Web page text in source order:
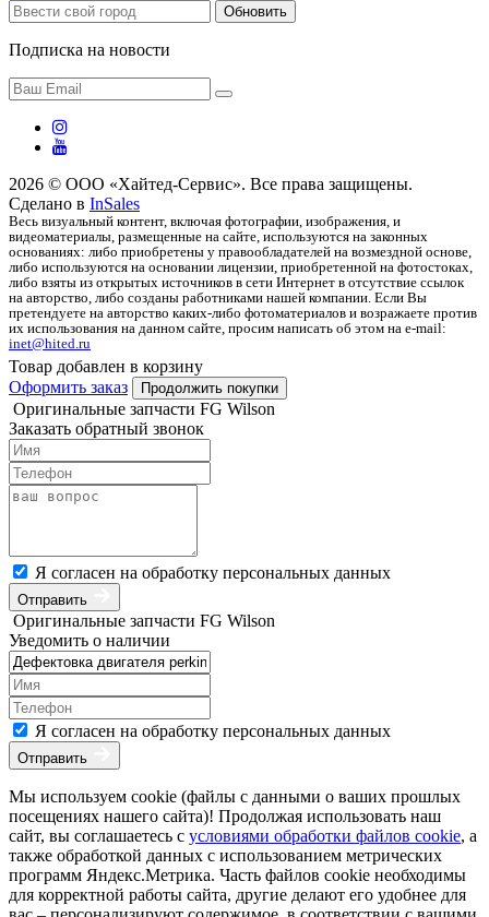
Обновить
Подписка на новости
2026 © ООО «Хайтед-Сервис». Все права защищены.
Сделано в InSales
Весь визуальный контент, включая фотографии, изображения, и
видеоматериалы, размещенные на сайте, используются на законных
основаниях: либо приобретены у правообладателей на возмездной основе,
либо используются на основании лицензии, приобретенной на фотостоках,
либо взяты из открытых источников в сети Интернет в отсутствие ссылок
на авторство, либо созданы работниками нашей компании. Если Вы
претендуете на авторство каких-либо фотоматериалов и возражаете против
их использования на данном сайте, просим написать об этом на e-mail:
inet@hited.ru
Товар добавлен в корзину
Оформить заказ
Продолжить покупки
Оригинальные запчасти FG Wilson
Заказать обратный звонок
Я согласен на обработку персональных данных
Отправить
Оригинальные запчасти FG Wilson
Уведомить о наличии
Я согласен на обработку персональных данных
Отправить
Мы используем cookie (файлы с данными о ваших прошлых
посещениях нашего сайта)! Продолжая использовать наш
сайт, вы соглашаетесь с условиями обработки файлов cookie, а
также обработкой данных с использованием метрических
программ Яндекс.Метрика. Часть файлов cookie необходимы
для корректной работы сайта, другие делают его удобнее для